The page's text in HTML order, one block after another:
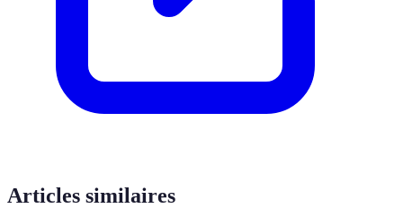
Articles similaires